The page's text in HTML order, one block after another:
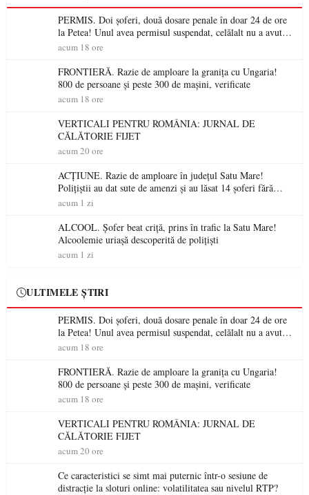
PERMIS. Doi șoferi, două dosare penale în doar 24 de ore
la Petea! Unul avea permisul suspendat, celălalt nu a avut
niciodată permis
acum 18 ore
FRONTIERĂ. Razie de amploare la granița cu Ungaria!
800 de persoane și peste 300 de mașini, verificate
acum 18 ore
VERTICALI PENTRU ROMÂNIA: JURNAL DE
CĂLĂTORIE FIJET
acum 20 ore
ACȚIUNE. Razie de amploare în județul Satu Mare!
Polițiștii au dat sute de amenzi și au lăsat 14 șoferi fără
permis într-o singură zi
acum 1 zi
ALCOOL. Șofer beat criță, prins în trafic la Satu Mare!
Alcoolemie uriașă descoperită de polițiști
acum 1 zi
ULTIMELE ȘTIRI
PERMIS. Doi șoferi, două dosare penale în doar 24 de ore
la Petea! Unul avea permisul suspendat, celălalt nu a avut
niciodată permis
acum 18 ore
FRONTIERĂ. Razie de amploare la granița cu Ungaria!
800 de persoane și peste 300 de mașini, verificate
acum 18 ore
VERTICALI PENTRU ROMÂNIA: JURNAL DE
CĂLĂTORIE FIJET
acum 20 ore
Ce caracteristici se simt mai puternic într-o sesiune de
distracție la sloturi online: volatilitatea sau nivelul RTP?